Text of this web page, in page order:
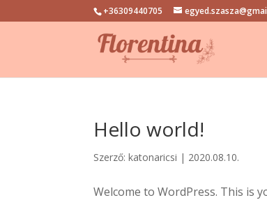
+36309440705
Hello world!
Szerző:katonaricsi | 2020.08.10.
Welcome to WordPress. This is